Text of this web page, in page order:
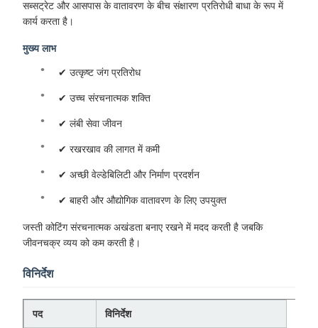
सब्सट्रेट और आसपास के वातावरण के बीच संक्षारण प्रतिरोधी बाधा के रूप में
कार्य करता है।
मुख्य लाभ
✔ उत्कृष्ट जंग प्रतिरोध
✔ उच्च संरचनात्मक शक्ति
✔ लंबी सेवा जीवन
✔ रखरखाव की लागत में कमी
✔ अच्छी वेल्डेबिलिटी और निर्माण प्रदर्शन
✔ बाहरी और औद्योगिक वातावरण के लिए उपयुक्त
जस्ती कोटिंग संरचनात्मक अखंडता बनाए रखने में मदद करती है जबकि
जीवनचक्र व्यय को कम करती है।
विनिर्देश
पद विनिर्देश